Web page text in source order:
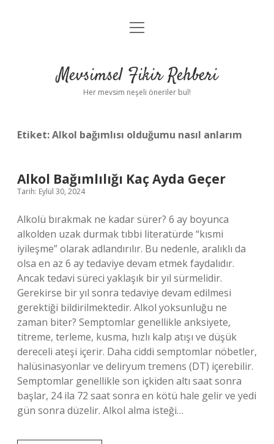
Anasayfa
Yasal Uyarı
menüyü
Mevsimsel Fikir Rehberi
Her mevsim neşeli öneriler bul!
Etiket:Alkol bağımlısı olduğumu nasıl anlarım
Alkol Bağımlılığı Kaç Ayda Geçer
Tarih: Eylül 30, 2024
Alkolü bırakmak ne kadar sürer? 6 ay boyunca
alkolden uzak durmak tıbbi literatürde “kısmi
iyileşme” olarak adlandırılır. Bu nedenle, aralıklı da
olsa en az 6 ay tedaviye devam etmek faydalıdır.
Ancak tedavi süreci yaklaşık bir yıl sürmelidir.
Gerekirse bir yıl sonra tedaviye devam edilmesi
gerektiği bildirilmektedir. Alkol yoksunluğu ne
zaman biter? Semptomlar genellikle anksiyete,
titreme, terleme, kusma, hızlı kalp atışı ve düşük
dereceli ateşi içerir. Daha ciddi semptomlar nöbetler,
halüsinasyonlar ve deliryum tremens (DT) içerebilir.
Semptomlar genellikle son içkiden altı saat sonra
başlar, 24 ila 72 saat sonra en kötü hale gelir ve yedi
gün sonra düzelir. Alkol alma isteği…